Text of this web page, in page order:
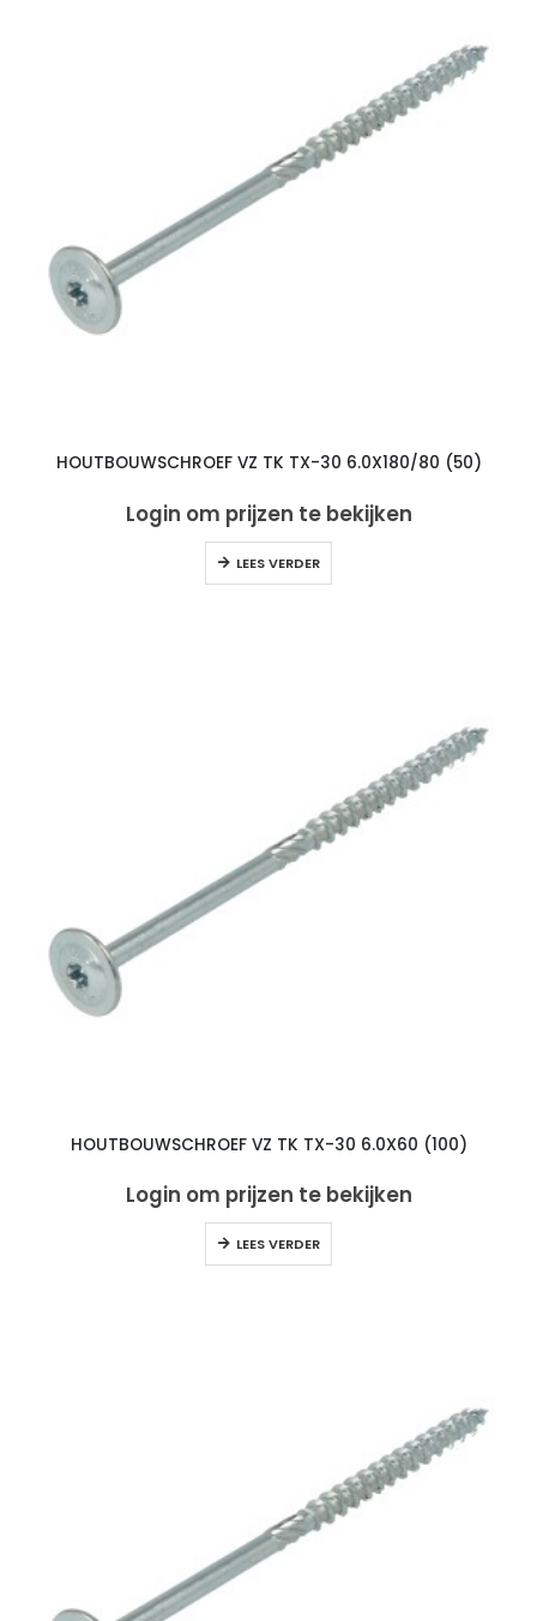
HOUTBOUWSCHROEF VZ TK TX-30 6.0X180/80 (50)
Login om prijzen te bekijken
LEES VERDER
HOUTBOUWSCHROEF VZ TK TX-30 6.0X60 (100)
Login om prijzen te bekijken
LEES VERDER